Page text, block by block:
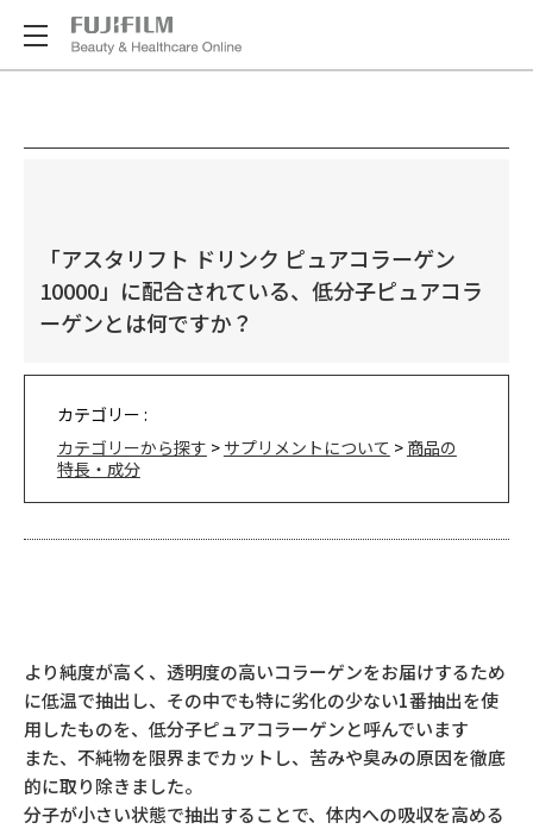
「アスタリフト ドリンク ピュアコラーゲン
10000」に配合されている、低分子ピュアコラ
ーゲンとは何ですか？
カテゴリー :
カテゴリーから探す > サプリメントについて > 商品の
特長・成分
より純度が高く、透明度の高いコラーゲンをお届けするため
に低温で抽出し、その中でも特に劣化の少ない1番抽出を使
用したものを、低分子ピュアコラーゲンと呼んでいます
また、不純物を限界までカットし、苦みや臭みの原因を徹底
的に取り除きました。
分子が小さい状態で抽出することで、体内への吸収を高める